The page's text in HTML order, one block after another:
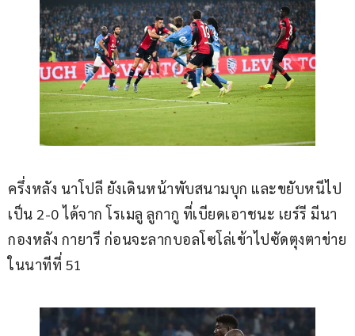
ครึ่งหลัง นาโปลี ยังเดินหน้าพับสนามบุก และขยับหนีไป
เป็น 2-0 ได้จาก โรเมลู ลูกากู ที่เบียดเอาชนะ เยร์รี มีนา
กองหลัง กายารี ก่อนจะลากบอลโซโล่เข้าไปซัดตุงตาข่าย
ในนาทีที่ 51